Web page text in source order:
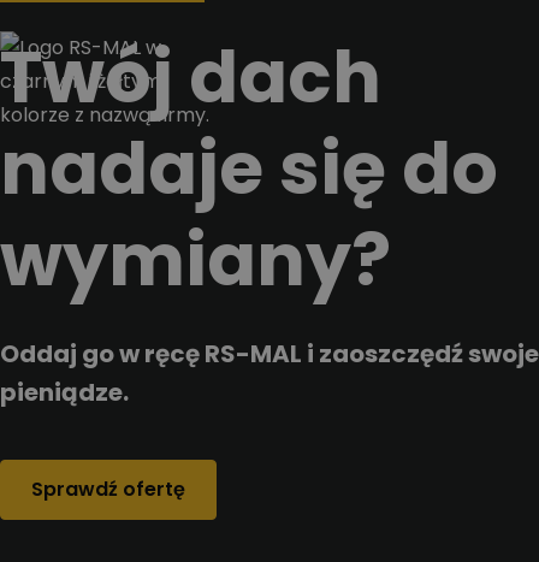
Twój dach
nadaje się do
wymiany?
Oddaj go w ręcę RS-MAL i zaoszczędź swoje
pieniądze.
Sprawdź ofertę